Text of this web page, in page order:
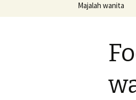
Majalah wanita